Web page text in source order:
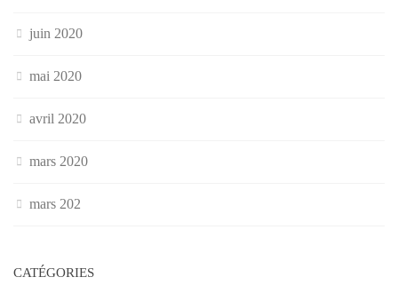
juin 2020
mai 2020
avril 2020
mars 2020
mars 202
CATÉGORIES